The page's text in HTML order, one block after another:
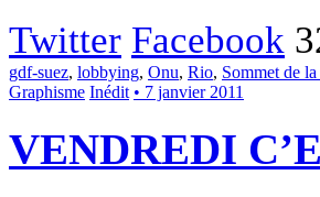
Twitter Facebook
gdf-suez, lobbying, Onu, Rio, Sommet de
Graphisme Inédit • 7 janvier 2011
VENDREDI